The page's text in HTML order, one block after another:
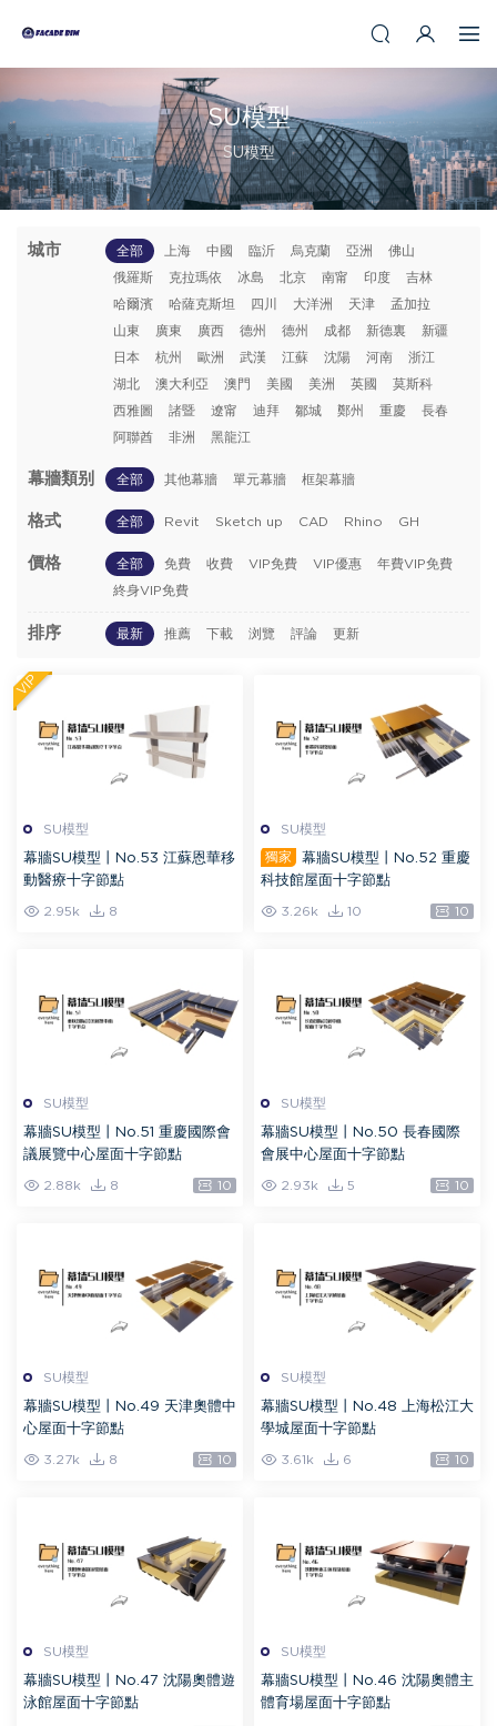
SU模型
SU模型
城市 全部 上海 中國 臨沂 烏克蘭 亞洲
佛山
俄羅斯
克拉瑪依 冰島 北京 南甯 印度
吉林
哈爾濱
哈薩克斯坦 四川 大洋洲 天津
孟加拉
山東
廣東 廣西 德州 德州 成都 新德裏
新疆
日本
杭州 歐洲 武漢 江蘇 沈陽 河南
浙江
湖北
澳大利亞 澳門 美國 美洲 英國
莫斯科
西雅圖
諸暨 遼甯 迪拜 鄒城 鄭州 重慶
長春
阿聯酋
非洲 黑龍江
幕牆類别 全部 其他幕牆 單元幕牆 框架幕牆
格式 全部 Revit Sketch up CAD Rhino GH
價格 全部 免費 收費 VIP免費 VIP優惠
年費VIP免費
終身VIP免費
排序 最新 推薦 下載 浏覽 評論 更新
SU模型
幕牆SU模型丨No.53 江蘇恩華移
動醫療十字節點
2.95k 8
VIP
SU模型
獨家
幕牆SU模型丨No.52 重慶
科技館屋面十字節點
3.26k 10 10
SU模型
幕牆SU模型丨No.51 重慶國際會
議展覽中心屋面十字節點
2.88k 8 10
SU模型
幕牆SU模型丨No.50 長春國際
會展中心屋面十字節點
2.93k 5 10
SU模型
幕牆SU模型丨No.49 天津奧體中
心屋面十字節點
3.27k 8 10
SU模型
幕牆SU模型丨No.48 上海松江大
學城屋面十字節點
3.61k 6 10
SU模型
幕牆SU模型丨No.47 沈陽奧體遊
泳館屋面十字節點
SU模型
幕牆SU模型丨No.46 沈陽奧體主
體育場屋面十字節點